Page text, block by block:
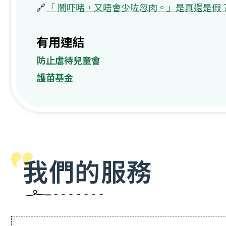
🔗 「 鬧吓啫，又唔會少咗忽肉。」是真還是假
有用連結
防止虐待兒童會
護苗基金
我們的服務